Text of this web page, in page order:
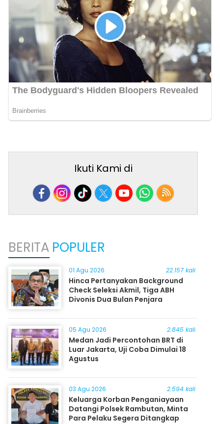
Ikuti Kami di
BERITA POPULER
01 Agu 2026 22.157 kali
Hinca Pertanyakan Background
Check Seleksi Akmil, Tiga ABH
Divonis Dua Bulan Penjara
05 Agu 2026 2.845 kali
Medan Jadi Percontohan BRT di
Luar Jakarta, Uji Coba Dimulai 18
Agustus
03 Agu 2026 2.594 kali
Keluarga Korban Penganiayaan
Datangi Polsek Rambutan, Minta
Para Pelaku Segera Ditangkap